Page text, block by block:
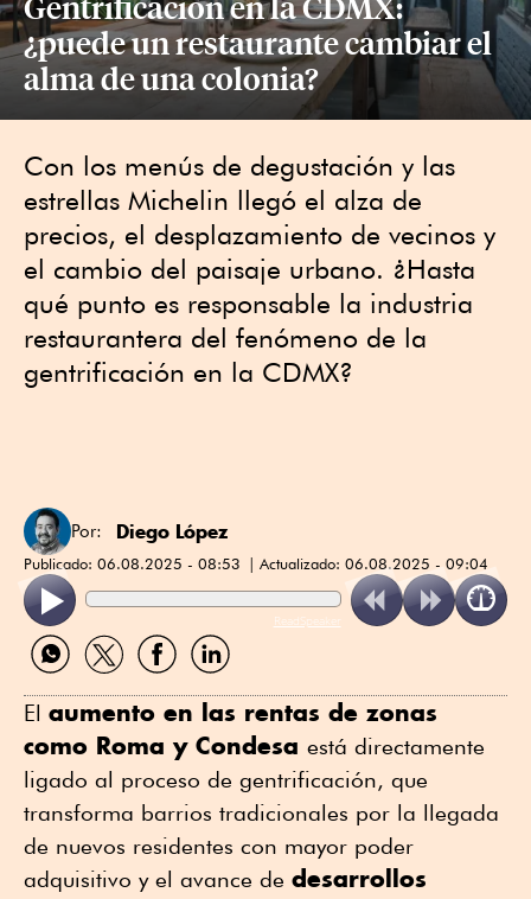
¿puede un restaurante cambiar el
alma de una colonia?
Con los menús de degustación y las
estrellas Michelin llegó el alza de
precios, el desplazamiento de vecinos y
el cambio del paisaje urbano. ¿Hasta
qué punto es responsable la industria
restaurantera del fenómeno de la
gentrificación en la CDMX?
Por: Diego López
Publicado: 06.08.2025 - 08:53 Actualizado: 06.08.2025 - 09:04
ReadSpeaker
Compartir
por
Compartir
por
Compartir
por
Compartir
por
El aumento en las rentas de zonas
como Roma y Condesa está directamente
ligado al proceso de gentrificación, que
transforma barrios tradicionales por la llegada
de nuevos residentes con mayor poder
adquisitivo y el avance de desarrollos